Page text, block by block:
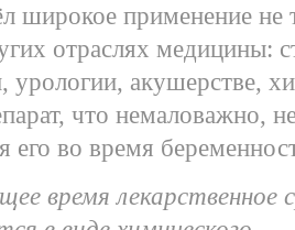
широкое применение не
отраслях медицины:
урологии, акушерстве,
что немаловажно,
его во время
время лекарственное